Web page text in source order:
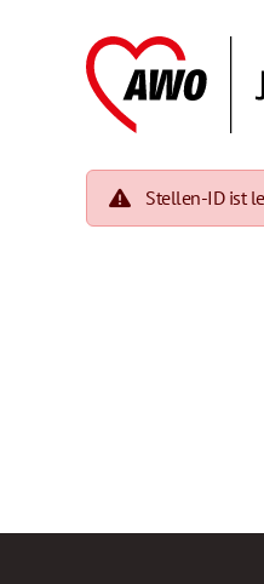
Stellen-ID ist